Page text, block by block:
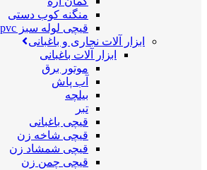
منگنه کوب دستی
قیچی لوله سبز pvc
ابزار آلات نجاری و باغبانی
ابزار آلات باغبانی
موتور برق
آب پاش
بیلچه
تبر
قیچی باغبانی
قیچی شاخه زن
قیچی شمشاد زن
قیچی چمن زن